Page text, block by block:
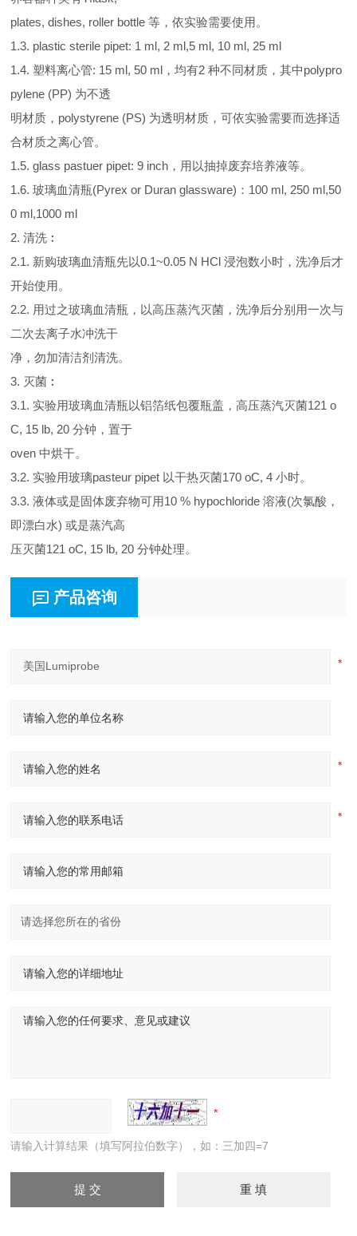
plates, dishes, roller bottle 等，依实验需要使用。
1.3. plastic sterile pipet: 1 ml, 2 ml,5 ml, 10 ml, 25 ml
1.4. 塑料离心管: 15 ml, 50 ml，均有2 种不同材质，其中polypro
pylene (PP) 为不透
明材质，polystyrene (PS) 为透明材质，可依实验需要而选择适
合材质之离心管。
1.5. glass pastuer pipet: 9 inch，用以抽掉废弃培养液等。
1.6. 玻璃血清瓶(Pyrex or Duran glassware)：100 ml, 250 ml,50
0 ml,1000 ml
2. 清洗︰
2.1. 新购玻璃血清瓶先以0.1~0.05 N HCl 浸泡数小时，洗净后才
开始使用。
2.2. 用过之玻璃血清瓶，以高压蒸汽灭菌，洗净后分别用一次与
二次去离子水冲洗干
净，勿加清洁剂清洗。
3. 灭菌︰
3.1. 实验用玻璃血清瓶以铝箔纸包覆瓶盖，高压蒸汽灭菌121 o
C, 15 lb, 20 分钟，置于
oven 中烘干。
3.2. 实验用玻璃pasteur pipet 以干热灭菌170 oC, 4 小时。
3.3. 液体或是固体废弃物可用10 % hypochloride 溶液(次氯酸，
即漂白水) 或是蒸汽高
压灭菌121 oC, 15 lb, 20 分钟处理。
产品咨询
请输入计算结果（填写阿拉伯数字），如：三加四=7